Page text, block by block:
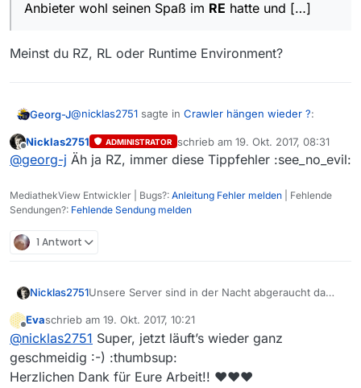
Anbieter wohl seinen Spaß im RE hatte und […]
Meinst du RZ, RL oder Runtime Environment?
Georg-J@nicklas2751 sagte in Crawler hängen wieder ?:
Unsere Server sind in der Nacht abgeraucht da
Nicklas2751 ADMINISTRATOR schrieb am 19. Okt. 2017, 08:31
zuletzt editiert von
@georg-j Äh ja RZ, immer diese Tippfehler :see_no_evil:
MediathekView Entwickler | Bugs?: Anleitung Fehler melden | Fehlende
Sendungen?: Fehlende Sendung melden
1 Antwort
Nicklas2751Unsere Server sind in der Nacht abgeraucht da
dadurch ist der Crawler nicht gelaufen. Crawler
sind nun wieder an und tun ihre Arbeit ;)
Offline
Evaschrieb am 19. Okt. 2017, 10:21
zuletzt editiert von
@nicklas2751 Super, jetzt läuft’s wieder ganz
geschmeidig :-) :thumbsup:
Herzlichen Dank für Eure Arbeit!! ♥♥♥